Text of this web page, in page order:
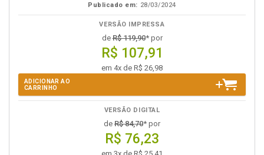
Publicado em: 28/03/2024
VERSÃO IMPRESSA
deR$ 119,90* por
R$ 107,91
em 4x de R$ 26,98
ADICIONAR AO
CARRINHO
VERSÃO DIGITAL
de R$ 84,70* por
R$ 76,23